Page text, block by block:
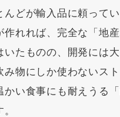
んどが輸入品に頼って
作れれば、完全な「地
いたものの、開発には
み物にしか使わないス
かい食事にも耐えうる